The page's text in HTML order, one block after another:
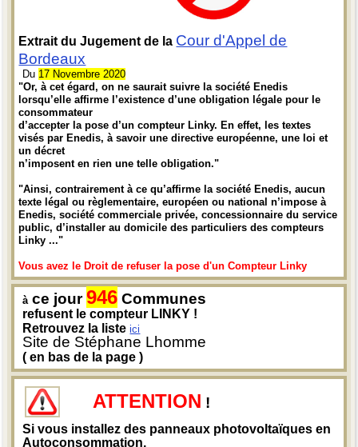
Extrait du Jugement de la Cour d'Appel de
Bordeaux
Du 17 Novembre 2020
"Or, à cet égard, on ne saurait suivre la société Enedis
lorsqu’elle affirme l’existence d’une obligation légale pour le
consommateur
d’accepter la pose d’un compteur Linky. En effet, les textes
visés par Enedis, à savoir une directive européenne, une loi et
un décret
n’imposent en rien une telle obligation."
"Ainsi, contrairement à ce qu’affirme la société Enedis, aucun
texte légal ou règlementaire, européen ou national n’impose à
Enedis, société commerciale privée, concessionnaire du service
public, d’installer au domicile des particuliers des compteurs
Linky ..."
Vous avez le Droit de refuser la pose d'un Compteur Linky
à ce jour946 Communes
refusent le compteur LINKY !
Retrouvez la listeici
Site de Stéphane Lhomme
( en bas de la page )
ATTENTION !
Si vous installez des panneaux photovoltaïques en
Autoconsommation,